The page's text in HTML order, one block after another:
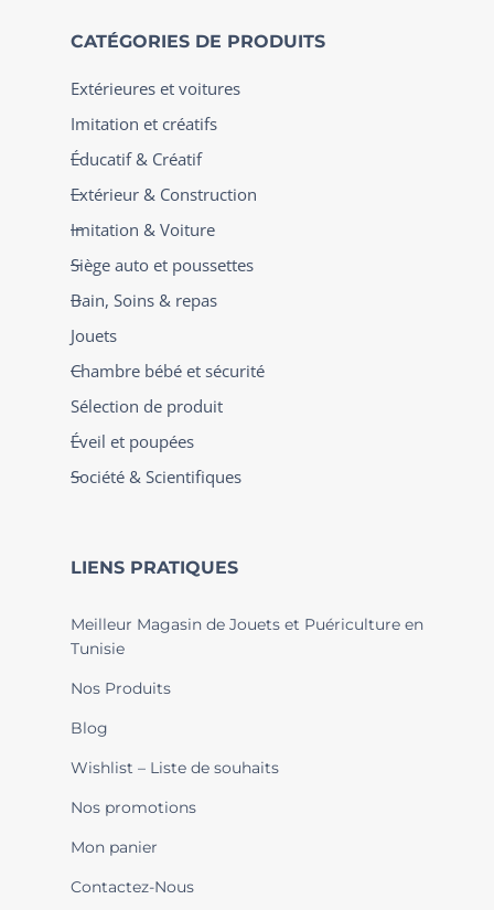
CATÉGORIES DE PRODUITS
Extérieures et voitures
Imitation et créatifs
Éducatif & Créatif
Extérieur & Construction
Imitation & Voiture
Siège auto et poussettes
Bain, Soins & repas
Jouets
Chambre bébé et sécurité
Sélection de produit
Éveil et poupées
Société & Scientifiques
LIENS PRATIQUES
Meilleur Magasin de Jouets et Puériculture en
Tunisie
Nos Produits
Blog
Wishlist – Liste de souhaits
Nos promotions
Mon panier
Contactez-Nous